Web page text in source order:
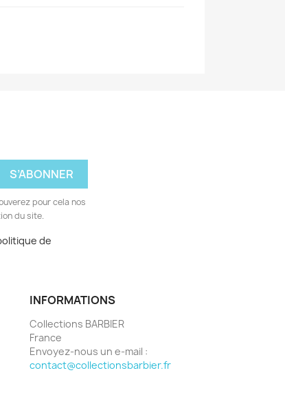
pour cela nos
du site.
de
INFORMATIONS
Collections BARBIER
France
Envoyez-nous un e-mail :
contact@collectionsbarbier.fr